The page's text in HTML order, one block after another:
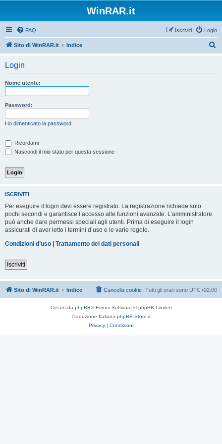
WinRAR.it
FAQ Login
Iscriviti
Sito di WinRAR.it Indice
Login
Nome utente:
Password:
Ho dimenticato la password
Ricordami
Nascondi il mio stato per questa sessione
ISCRIVITI
Per eseguire il login devi essere registrato. La registrazione richiede solo
pochi secondi e garantisce l’accesso alle funzioni avanzate. L’amministratore
può anche dare permessi speciali agli utenti. Prima di eseguire il login
assicurati di aver letto i termini d’uso e le varie regole.
Condizioni d’uso | Trattamento dei dati personali
Iscriviti
Sito di WinRAR.it Indice Tutti gli orari sono UTC+02:00
Cancella cookie
Creato da phpBB® Forum Software © phpBB Limited
Traduzione Italiana phpBB-Store.it
Privacy | Condizioni